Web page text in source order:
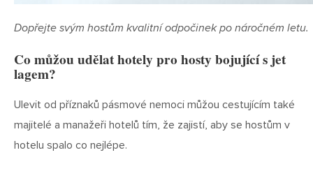
Dopřejte svým hostům kvalitní odpočinek po náročném letu.
Co můžou udělat hotely pro hosty bojující s jet
lagem?
Ulevit od příznaků pásmové nemoci můžou cestujícím také
majitelé a manažeři hotelů tím, že zajistí, aby se hostům v
hotelu spalo co nejlépe.